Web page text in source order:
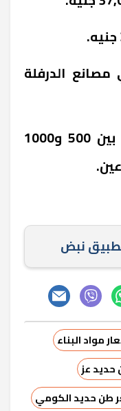
الدرفلة
تزيد الأسعار للمستهلك ما بين 500 و1000
نبض
مواد البناء
عز
طن حديد الكومي